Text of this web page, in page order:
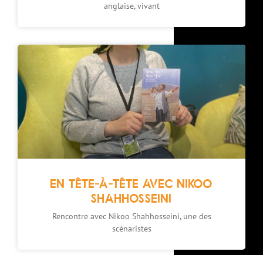
anglaise, vivant
EN TÊTE-À-TÊTE AVEC NIKOO
SHAHHOSSEINI
Rencontre avec Nikoo Shahhosseini, une des
scénaristes